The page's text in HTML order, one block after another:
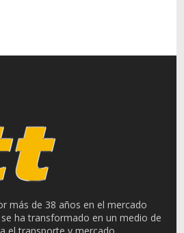
más de 38 años en el mercado
ha transformado en un medio de